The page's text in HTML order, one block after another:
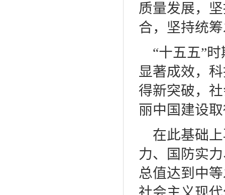
质量发展，
合，坚持统
“十五五”
显著成效，
得新突破，
丽中国建设
在此基础
力、国防实
总值达到中